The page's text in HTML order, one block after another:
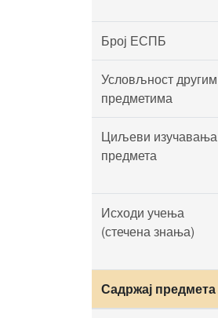
Број ЕСПБ
Условљност другим
предметима
Циљеви изучавања
предмета
Исходи учења
(стечена знања)
Садржај предмета